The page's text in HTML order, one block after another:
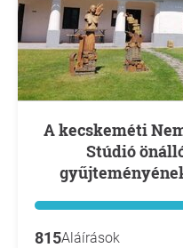
A kecskeméti Nemzetközi Kerámia
Stúdió
815Aláírások